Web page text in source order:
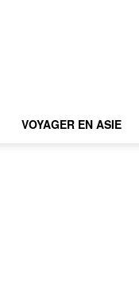
VOYAGER EN ASIE